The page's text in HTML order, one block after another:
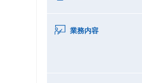
業務内容